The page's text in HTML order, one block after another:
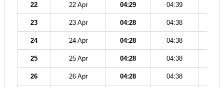
22 22 Apr 04:29 04:39
23 23 Apr 04:28 04:38
24 24 Apr 04:28 04:38
25 25 Apr 04:28 04:38
26 26 Apr 04:28 04:38